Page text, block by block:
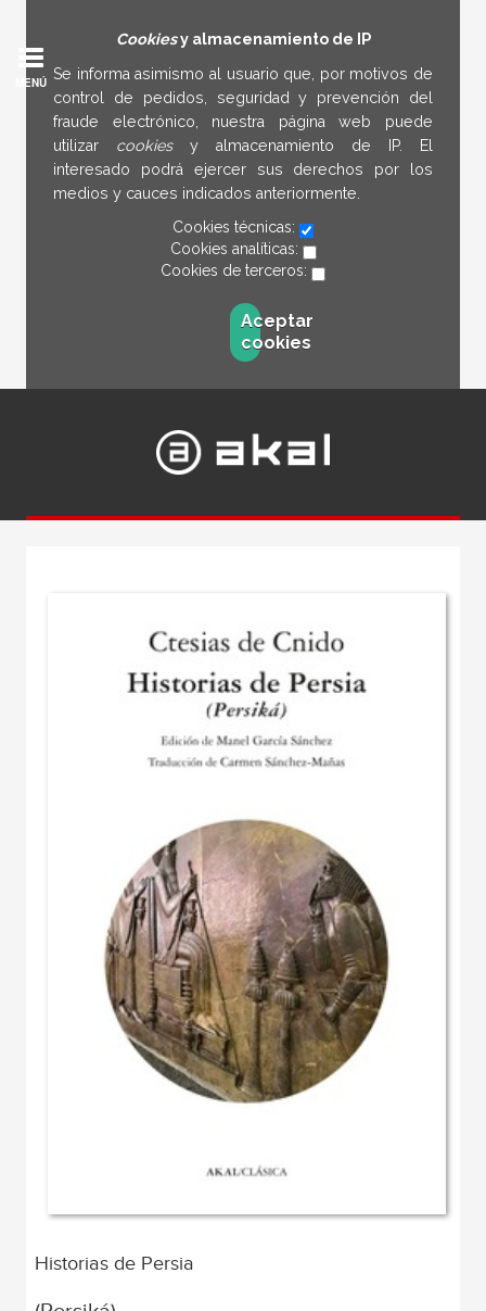
Cookiesy almacenamiento de IP
Se informa asimismo al usuario que, por motivos de
control de pedidos, seguridad y prevención del
fraude electrónico, nuestra página web puede
utilizar cookies y almacenamiento de IP. El
interesado podrá ejercer sus derechos por los
medios y cauces indicados anteriormente.
Cookies técnicas:
Cookies analíticas:
Cookies de terceros:
Aceptar
cookies
MENÚ
Historias de Persia